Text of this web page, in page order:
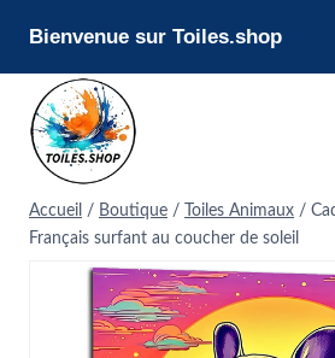
contenu
Bienvenue sur Toiles.shop
Accueil / Boutique / Toiles Animaux /
Français surfant au coucher de soleil